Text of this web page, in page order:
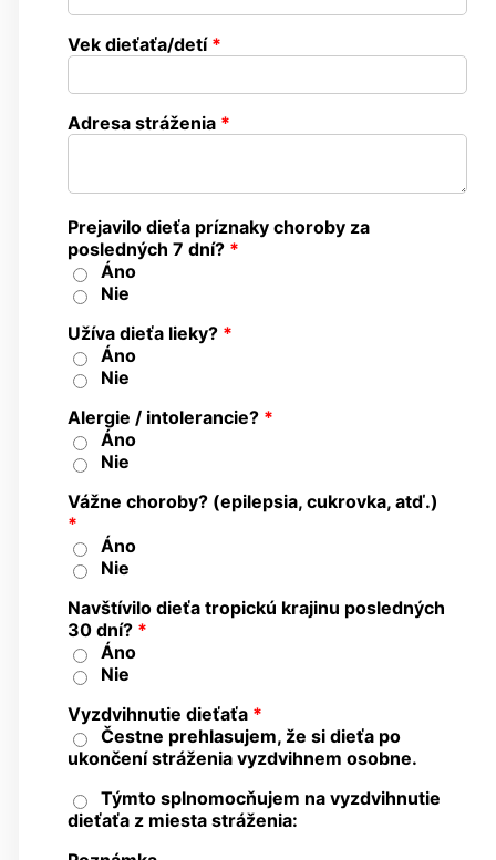
Vek dieťaťa/detí *
Adresa stráženia *
Prejavilo dieťa príznaky choroby za
posledných 7 dní? *
Áno
Nie
Užíva dieťa lieky? *
Áno
Nie
Alergie / intolerancie? *
Áno
Nie
Vážne choroby? (epilepsia, cukrovka, atď.)
*
Áno
Nie
Navštívilo dieťa tropickú krajinu posledných
30 dní? *
Áno
Nie
Vyzdvihnutie dieťaťa *
Čestne prehlasujem, že si dieťa po
ukončení stráženia vyzdvihnem osobne.
Týmto splnomocňujem na vyzdvihnutie
dieťaťa z miesta stráženia: